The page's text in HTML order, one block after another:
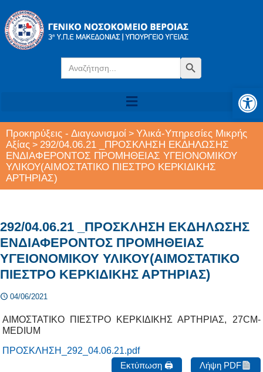
Search
for:
Search Button
Προκηρύξεις - Διαγωνισμοί > Υλικά-Υπηρεσίες Μικρής
Αξίας > 292/04.06.21 _ΠΡΟΣΚΛΗΣΗ ΕΚΔΗΛΩΣΗΣ
ΕΝΔΙΑΦΕΡΟΝΤΟΣ ΠΡΟΜΗΘΕΙΑΣ ΥΓΕΙΟΝΟΜΙΚΟΥ
ΥΛΙΚΟΥ(ΑΙΜΟΣΤΑΤΙΚΟ ΠΙΕΣΤΡΟ ΚΕΡΚΙΔΙΚΗΣ
ΑΡΤΗΡΙΑΣ)
292/04.06.21 _ΠΡΟΣΚΛΗΣΗ ΕΚΔΗΛΩΣΗΣ
ΕΝΔΙΑΦΕΡΟΝΤΟΣ ΠΡΟΜΗΘΕΙΑΣ
ΥΓΕΙΟΝΟΜΙΚΟΥ ΥΛΙΚΟΥ(ΑΙΜΟΣΤΑΤΙΚΟ
ΠΙΕΣΤΡΟ ΚΕΡΚΙΔΙΚΗΣ ΑΡΤΗΡΙΑΣ)
04/06/2021
ΑΙΜΟΣΤΑΤΙΚΟ ΠΙΕΣΤΡΟ ΚΕΡΚΙΔΙΚΗΣ ΑΡΤΗΡΙΑΣ, 27CM-
MEDIUM
ΠΡΟΣΚΛΗΣΗ_292_04.06.21.pdf
Εκτύπωση 🖨
Λήψη PDF